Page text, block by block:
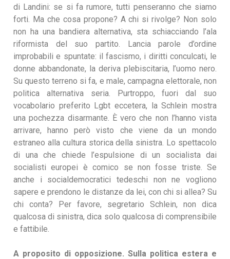
di Landini: se si fa rumore, tutti penseranno che siamo
forti. Ma che cosa propone? A chi si rivolge? Non solo
non ha una bandiera alternativa, sta schiacciando l’ala
riformista del suo partito. Lancia parole d’ordine
improbabili e spuntate: il fascismo, i diritti conculcati, le
donne abbandonate, la deriva plebiscitaria, l’uomo nero.
Su questo terreno si fa, e male, campagna elettorale, non
politica alternativa seria. Purtroppo, fuori dal suo
vocabolario preferito Lgbt eccetera, la Schlein mostra
una pochezza disarmante. È vero che non l’hanno vista
arrivare, hanno però visto che viene da un mondo
estraneo alla cultura storica della sinistra. Lo spettacolo
di una che chiede l’espulsione di un socialista dai
socialisti europei è comico se non fosse triste. Se
anche i socialdemocratici tedeschi non ne vogliono
sapere e prendono le distanze da lei, con chi si allea? Su
chi conta? Per favore, segretario Schlein, non dica
qualcosa di sinistra, dica solo qualcosa di comprensibile
e fattibile.
A proposito di opposizione. Sulla politica estera e